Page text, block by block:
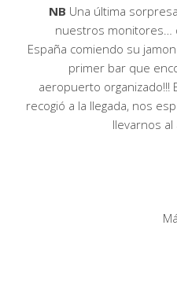
NB Una última
nuestros monitores…
España comiendo su
primer bar que
aeropuerto organizado!!!
recogió a la llegada, nos
llevarnos